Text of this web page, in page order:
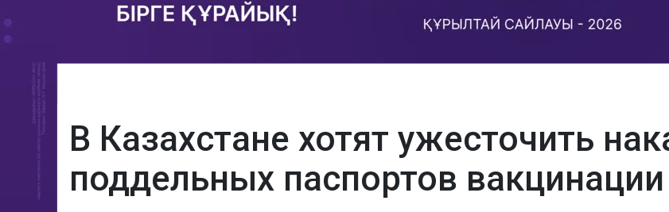
В Казахстане хотят ужесточить
поддельных паспортов вакцинации